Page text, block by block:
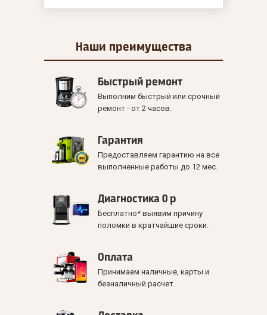
Наши преимущества
Быстрый ремонт
Выполним быстрый или срочный
ремонт - от 2 часов.
Гарантия
Предоставляем гарантию на все
выполненные работы до 12 мес.
Диагностика 0 р
Бесплатно* выявим причину
поломки в кратчайшие сроки.
Оплата
Принимаем наличные, карты и
безналичный расчет.